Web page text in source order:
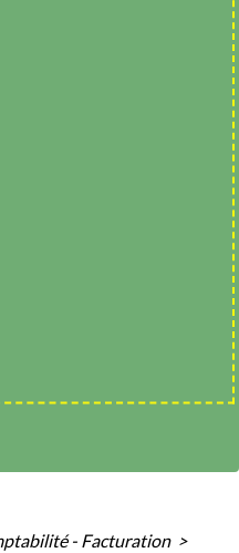
- Facturation >